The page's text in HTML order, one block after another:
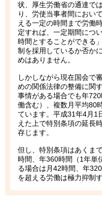
状、厚生労働省の通達で
り、労使当事者間におい
える一定の時間まで労働
定すれば、一定期間につ
時間とすることができる
制を採用しているか否か
めはありません。
しかしながら現在国会で
めの関係法律の整備に関
事情がある場合でも年
働含む）、複数月平均80
ています。平成31年4月1
えた上で特別条項の延長
存じます。
但し、特別条項はあくま
時間、年360時間（1年単
る場合は月42時間、年
を超える労働は極力抑制